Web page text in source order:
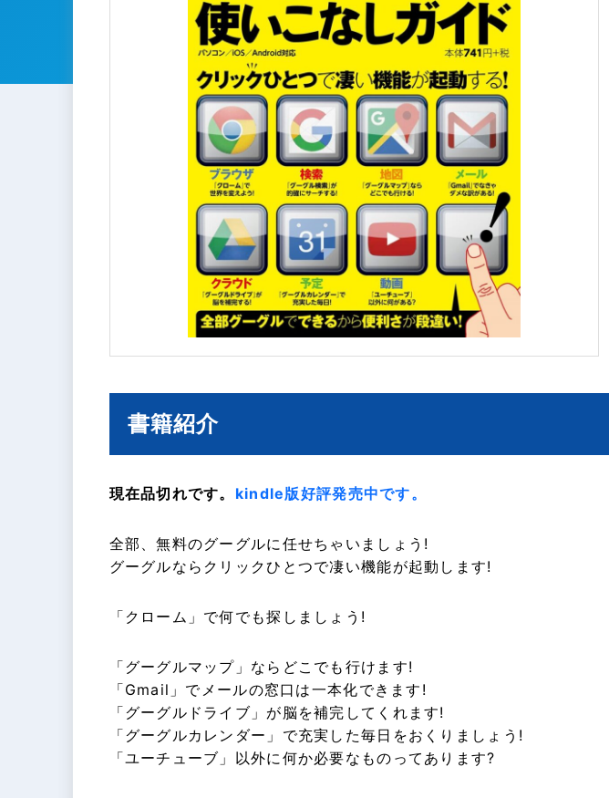
書籍紹介
現在品切れです。 kindle版好評発売中です。
全部、無料のグーグルに任せちゃいましょう!
グーグルならクリックひとつで凄い機能が起動します!
「クローム」で何でも探しましょう!
「グーグルマップ」ならどこでも行けます!
「Gmail」でメールの窓口は一本化できます!
「グーグルドライブ」が脳を補完してくれます!
「グーグルカレンダー」で充実した毎日をおくりましょう!
「ユーチューブ」以外に何か必要なものってあります?